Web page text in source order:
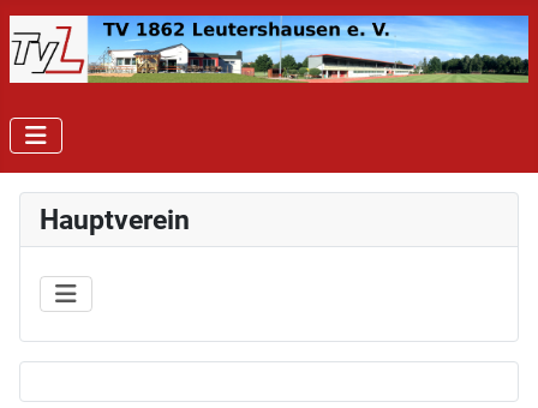
Hauptverein